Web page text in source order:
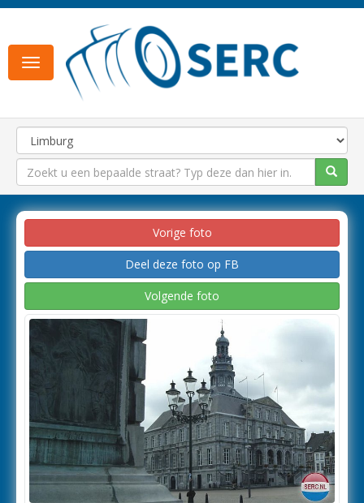
Toggle
navigation
Vorige foto
Deel deze foto op FB
Volgende foto